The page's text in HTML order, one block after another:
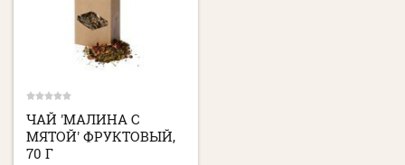
ЧАЙ 'МАЛИНА С
МЯТОЙ' ФРУКТОВЫЙ,
70 Г